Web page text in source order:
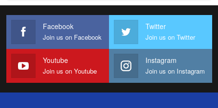
Facebook
Join us on Facebook
Twitter
Join us on Twitter
Youtube
Join us on Youtube
Instagram
Join us on Instagram